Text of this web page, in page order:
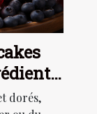
dorés,